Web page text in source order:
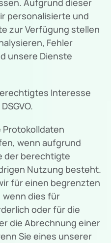
Aufgrund dieser
personalisierte und
zur Verfügung stellen
Fehler
unsere Dienste
Interesse
Protokolldaten
wenn aufgrund
der berechtigte
Nutzung besteht.
für einen begrenzten
wenn dies für
oder für die
die Abrechnung einer
Sie eines unserer